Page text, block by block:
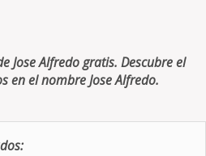
Jose Alfredo gratis. Descubre el
en el nombre Jose Alfredo.